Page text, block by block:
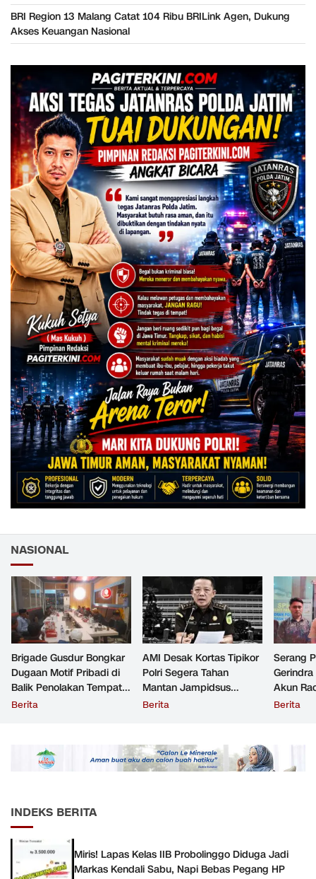
BRI Region 13 Malang Catat 104 Ribu BRILink Agen, Dukung
Akses Keuangan Nasional
NASIONAL
Brigade Gusdur Bongkar
Dugaan Motif Pribadi di
Balik Penolakan Tempat
Ibadah GKJW Bangil
Berita
AMI Desak Kortas Tipikor
Polri Segera Tahan
Mantan Jampidsus
Tersangka Korupsi
Berita
Serang
Akun
Resmi
Berita
INDEKS BERITA
Miris! Lapas Kelas IIB Probolinggo Diduga Jadi
Markas Kendali Sabu, Napi Bebas Pegang HP